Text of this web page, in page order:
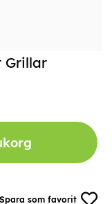
Spara som favorit
Grillar